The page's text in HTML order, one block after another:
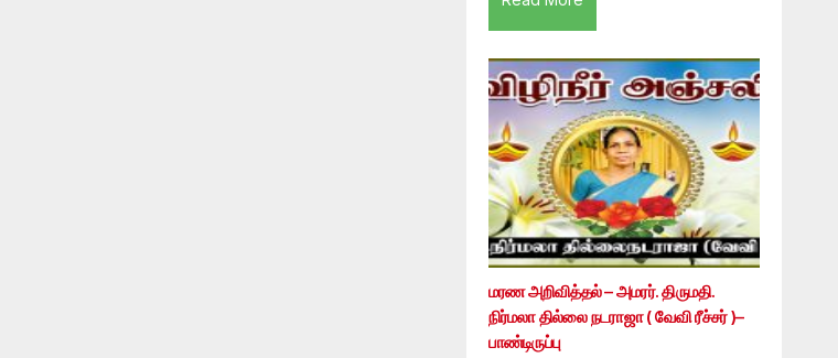
மரண அறிவித்தல் – அமரர். திருமதி.
நிர்மலா தில்லை நடராஜா ( வேவி ரீச்சர் )–
பாண்டிருப்பு